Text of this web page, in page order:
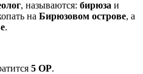
, называются: бирюза и
на Бирюзовом острове, а
.
5 ОР.